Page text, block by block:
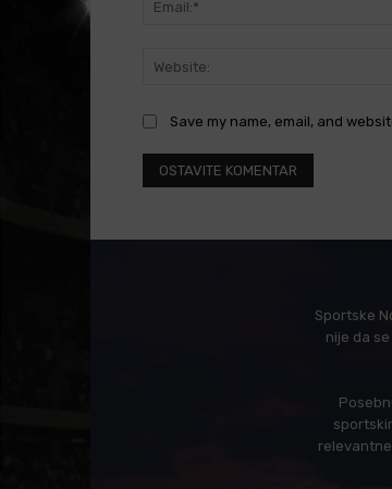
Save my name, email, and
Sportske
nije da